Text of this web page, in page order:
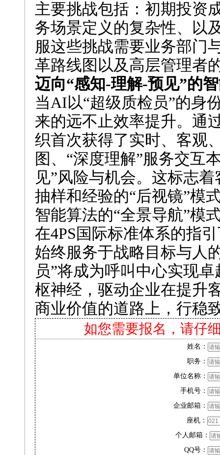
主要挑战包括：初期投资
务场景定义的复杂性、以
服这些挑战需要业务部门
革路线图以及高层管理者
迈向“感知-理解-预见”的
当AI以“超级质检员”的身
来的远不止效率提升。通
织首次获得了实时、客观
图、“深度理解”服务交互
见”风险与机会。这标志
抽样和经验的“后视镜”模
智能算法的“全景导航”模
在4PS国际标准体系的指
始终服务于战略目标与人
员”将成为呼叫中心实现
枢神经，驱动企业在提升
商业价值的道路上，行稳
如您需要报名，请仔
姓名：
职务：
单位名称：
手机号：
企业邮箱：
座机：
个人邮箱：
QQ号：